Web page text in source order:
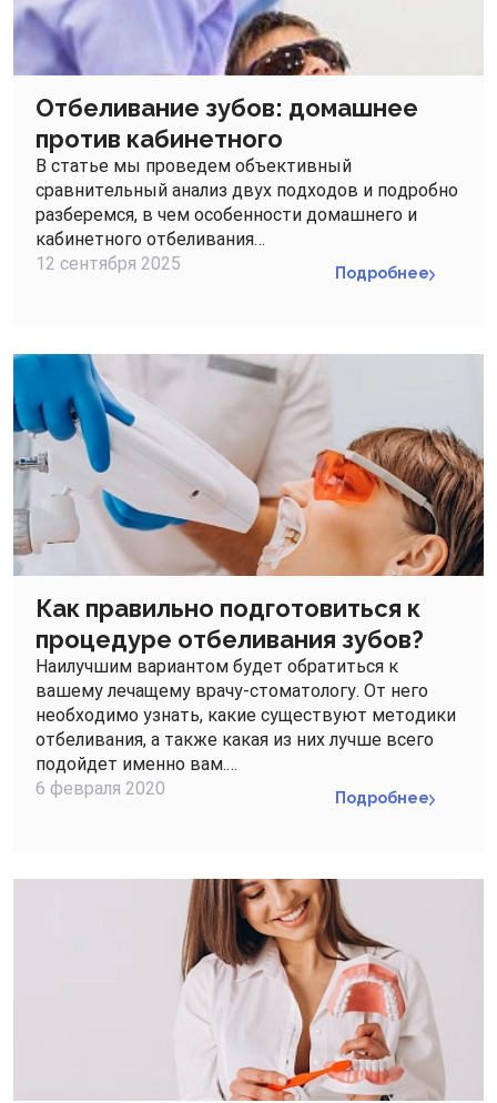
Отбеливание зубов: домашнее
против кабинетного
В статье мы проведем объективный
сравнительный анализ двух подходов и подробно
разберемся, в чем особенности домашнего и
кабинетного отбеливания…
12 сентября 2025
Подробнее
Как правильно подготовиться к
процедуре отбеливания зубов?
Наилучшим вариантом будет обратиться к
вашему лечащему врачу-стоматологу. От него
необходимо узнать, какие существуют методики
отбеливания, а также какая из них лучше всего
подойдет именно вам.…
6 февраля 2020
Подробнее